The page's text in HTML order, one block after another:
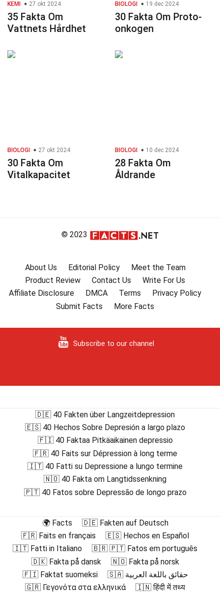
KEMI 27 okt 2024
35 Fakta Om
Vattnets Hårdhet
BIOLOGI 19 dec 2024
30 Fakta Om Proto-
onkogen
BIOLOGI 27 okt 2024
30 Fakta Om
Vitalkapacitet
BIOLOGI 10 dec 2024
28 Fakta Om
Åldrande
© 2023
About Us Editorial Policy
Meet the Team
Product Review
Contact Us
Write For Us
Affiliate Disclosure
DMCA Terms
Privacy Policy
Submit Facts
More Facts
Subscribe to our channel
🇩🇪 40 Fakten über Langzeitdepression
🇪🇸 40 Hechos Sobre Depresión a largo plazo
🇫🇮 40 Faktaa Pitkäaikainen depressio
🇫🇷 40 Faits sur Dépression à long terme
🇮🇹 40 Fatti su Depressione a lungo termine
🇳🇴 40 Fakta om Langtidssenkning
🇵🇹 40 Fatos sobre Depressão de longo prazo
🌍 Facts
🇩🇪 Fakten auf Deutsch
🇫🇷 Faits en français
🇪🇸 Hechos en Español
🇮🇹 Fatti in Italiano
🇧🇷 🇵🇹 Fatos em português
🇩🇰 Fakta på dansk
🇳🇴 Fakta på norsk
🇫🇮 Faktat suomeksi
🇸🇦 حقائق باللغة العربية
🇬🇷 Γεγονότα στα ελληνικά
🇮🇳 हिंदी में तथ्य